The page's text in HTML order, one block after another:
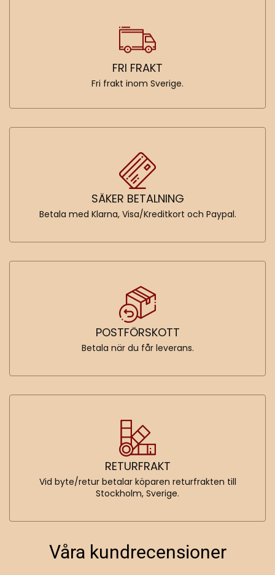
FRI FRAKT
Fri frakt inom Sverige.
SÄKER BETALNING
Betala med Klarna, Visa/Kreditkort och Paypal.
POSTFÖRSKOTT
Betala när du får leverans.
RETURFRAKT
Vid byte/retur betalar köparen returfrakten till
Stockholm, Sverige.
Våra kundrecensioner